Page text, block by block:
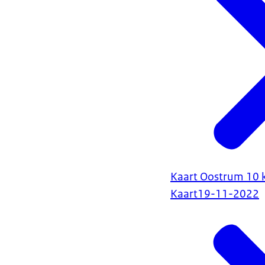
Kaart Oostrum 10
Kaart19-11-2022